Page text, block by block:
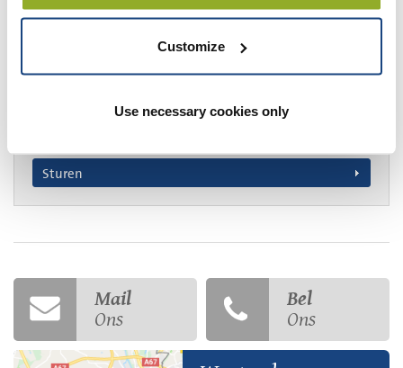
Customize
Use necessary cookies only
Sturen
Mail
Ons
Bel
Ons